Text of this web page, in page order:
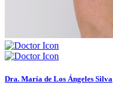
Dra. María de Los Ángeles Silva